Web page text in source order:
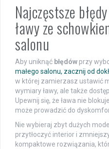
Najczęstsze
ławy ze
salonu
Aby uniknąć błędów przy
małego salonu, zacznij od
w której zamierzasz ustawić
wymiary ławy, ale także
Upewnij się, że ława nie
może prowadzić do
Nie wybieraj zbyt dużych
przytłoczyć interior i
kompaktowe rozwiązania,